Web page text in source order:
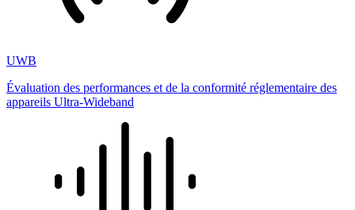
UWB
Évaluation des performances et de la conformité réglementaire des
appareils Ultra-Wideband